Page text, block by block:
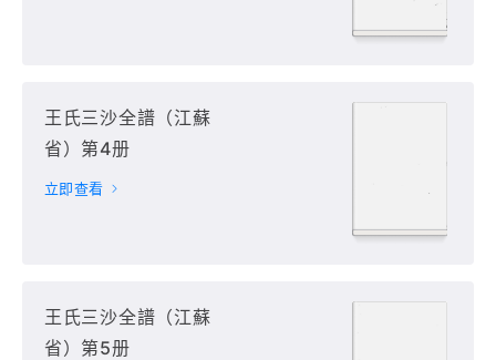
王氏三沙全譜（江蘇
省）第4册
立即查看
王氏三沙全譜（江蘇
省）第5册